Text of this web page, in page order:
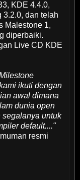
KDE 4.4.0,
3.2.0, dan telah
Malestone 1,
diperbaiki.
Live CD KDE
ikuti dengan
awal dimana
dunia open
segalanya untuk
default...."
resmi